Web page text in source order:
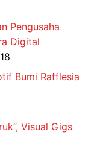
Pengusaha
Digital
Bumi Rafflesia
Visual Gigs